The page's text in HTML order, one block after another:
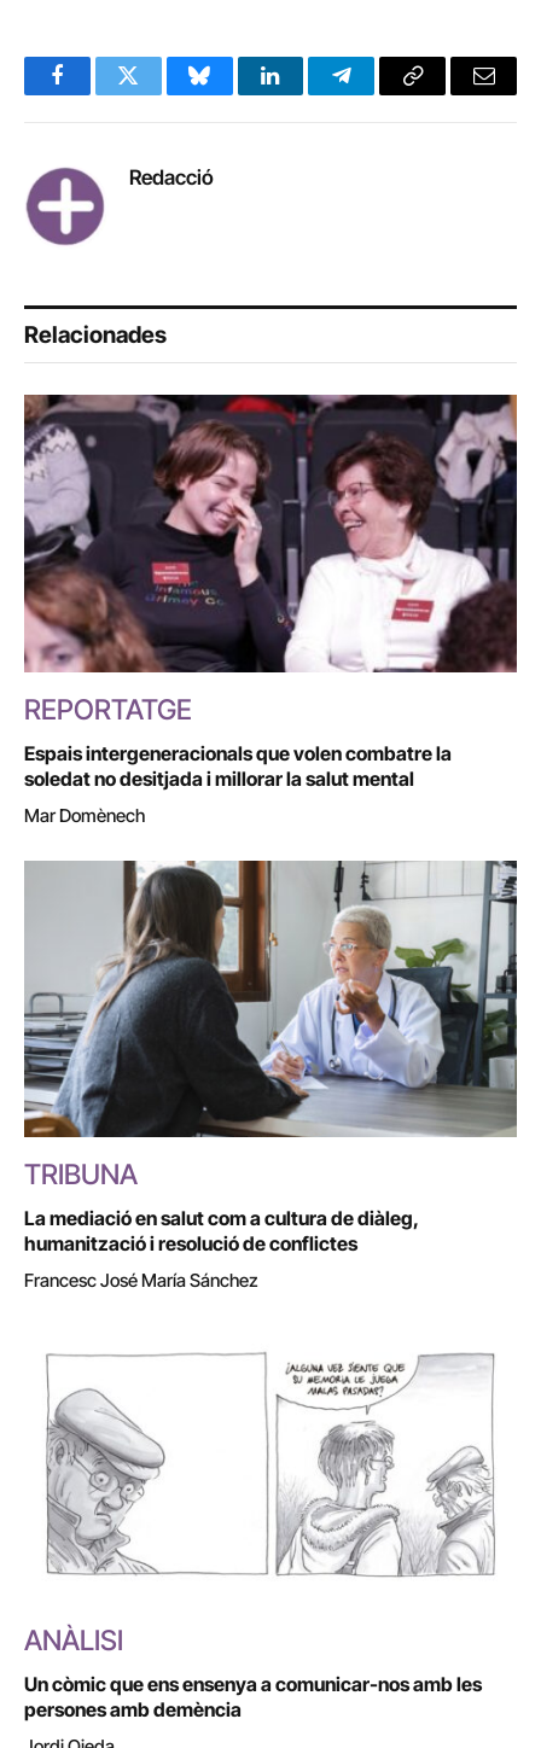
FacebookTwitter BlueskyLinkedInTelegramCopy
Email
Redacció
Relacionades
REPORTATGE
Espais intergeneracionals que volen combatre la
soledat no desitjada i millorar la salut mental
Mar Domènech
TRIBUNA
La mediació en salut com a cultura de diàleg,
humanització i resolució de conflictes
Francesc José María Sánchez
ANÀLISI
Un còmic que ens ensenya a comunicar-nos amb les
persones amb demència